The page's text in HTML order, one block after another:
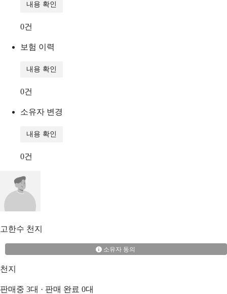
내용 확인
0건
보험 이력
내용 확인
0건
소유자 변경
내용 확인
0건
고한수 천지
소유자 동의
천지
판매중 3대 · 판매 완료 0대